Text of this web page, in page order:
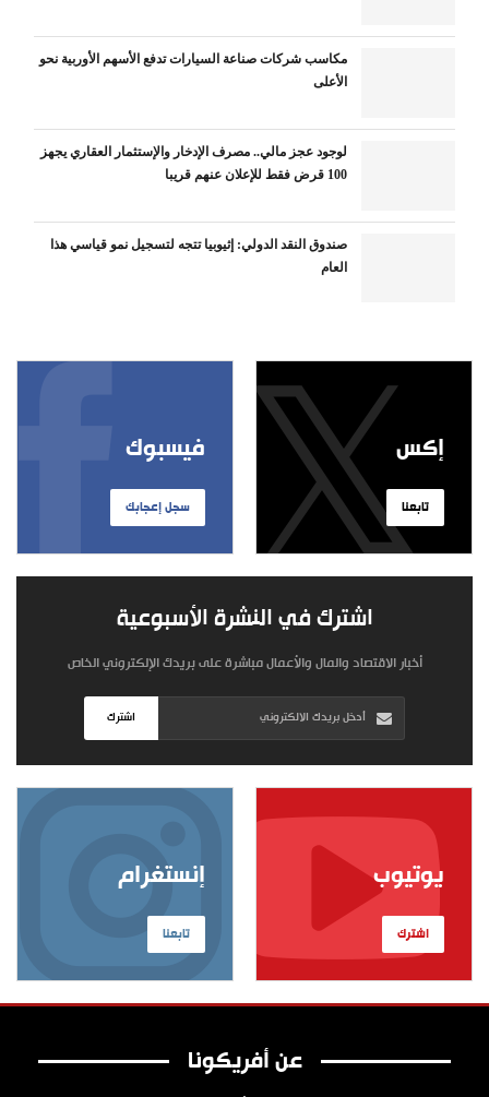
مكاسب شركات صناعة السيارات تدفع الأسهم الأوربية نحو
الأعلى
لوجود عجز مالي.. مصرف الإدخار والإستثمار العقاري يجهز
100 قرض فقط للإعلان عنهم قريبا
صندوق النقد الدولي: إثيوبيا تتجه لتسجيل نمو قياسي هذا
العام
فيسبوك
سجل إعجابك
إكس
تابعنا
اشترك في النشرة الأسبوعية
أخبار الاقتصاد والمال والأعمال مباشرة على بريدك الإلكتروني الخاص
اشترك
إنستغرام
تابعنا
يوتيوب
اشترك
عن أفريكونا